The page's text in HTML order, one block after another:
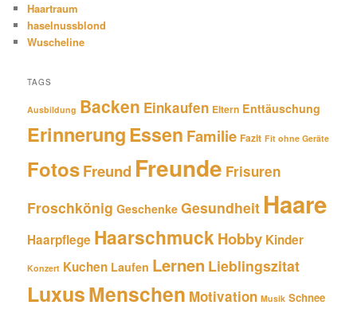
Haartraum
haselnussblond
Wuscheline
TAGS
Ausbildung Backen Einkaufen Eltern Enttäuschung
ErinnerungEssen Familie Fazit Fit ohne Geräte
FotosFreund Freunde Frisuren
Froschkönig Geschenke Gesundheit Haare
Haarpflege Haarschmuck Hobby Kinder
Konzert Kuchen Laufen Lernen Lieblingszitat
LuxusMenschen Motivation Musik Schnee